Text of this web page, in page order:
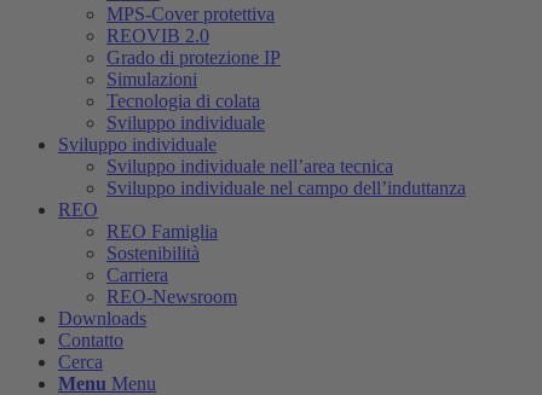
MPS-Cover protettiva
REOVIB 2.0
Grado di protezione IP
Simulazioni
Tecnologia di colata
Sviluppo individuale
Sviluppo individuale
Sviluppo individuale nell’area tecnica
Sviluppo individuale nel campo dell’induttanza
REO
REO Famiglia
Sostenibilità
Carriera
REO-Newsroom
Downloads
Contatto
Cerca
Menu Menu